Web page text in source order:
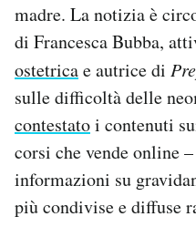
madre. La notizia è
di Francesca Bubba,
ostetricae autrice di
sulle difficoltà delle
contestatoi contenuti
corsi che vende online
informazioni su
più condivise e diffuse